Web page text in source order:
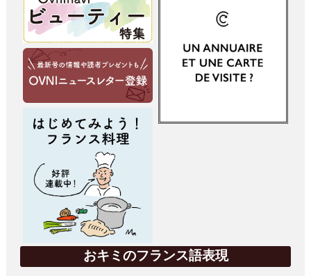
おキミのフランス語表現